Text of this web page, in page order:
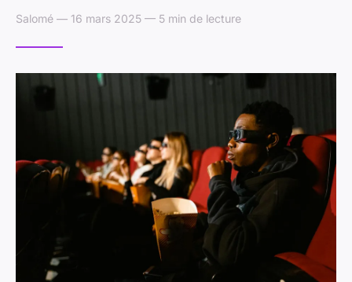
Salomé — 16 mars 2025 — 5 min de lecture